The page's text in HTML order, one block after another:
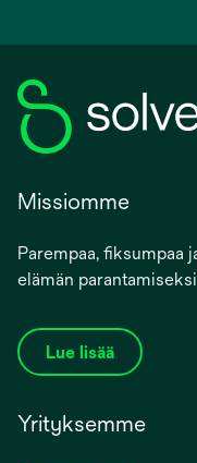
Missiomme
Parempaa, fiksumpaa
elämän parantamiseksi
Lue lisää
Yrityksemme